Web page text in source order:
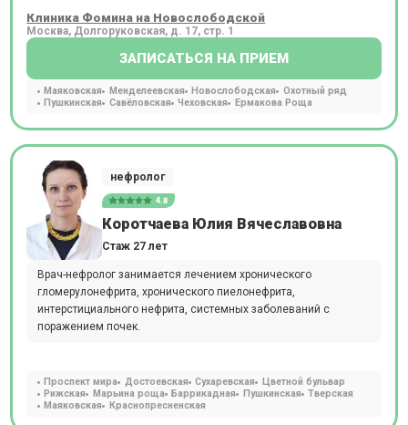
Клиника Фомина на Новослободской
Москва, Долгоруковская, д. 17, стр. 1
ЗАПИСАТЬСЯ НА ПРИЕМ
Маяковская Менделеевская Новослободская
Охотный ряд
Пушкинская
Савёловская Чеховская Ермакова Роща
нефролог
4.8
Коротчаева Юлия Вячеславовна
Стаж 27 лет
Врач-нефролог занимается лечением хронического
гломерулонефрита, хронического пиелонефрита,
интерстициального нефрита, системных заболеваний с
поражением почек.
Проспект мира Достоевская Сухаревская
Цветной бульвар
Рижская
Марьина роща Баррикадная Пушкинская
Тверская
Маяковская
Краснопресненская